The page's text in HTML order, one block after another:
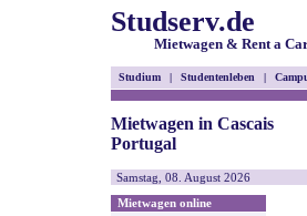
Studserv.de
Mietwagen & Rent a
Studium | Studentenleben |
Mietwagen in Cascais
Portugal
Samstag, 08. August 2026
Mietwagen online